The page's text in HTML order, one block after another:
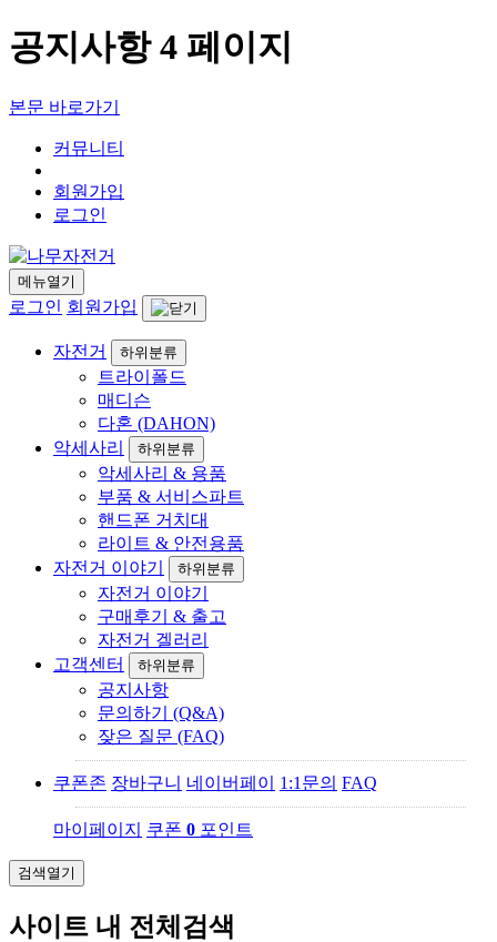
공지사항 4 페이지
본문 바로가기
커뮤니티
회원가입
로그인
메뉴열기
로그인 회원가입
자전거 하위분류
트라이폴드
매디슨
다혼 (DAHON)
악세사리
하위분류
악세사리 & 용품
부품 & 서비스파트
핸드폰 거치대
라이트 & 안전용품
자전거 이야기
하위분류
자전거 이야기
구매후기 & 출고
자전거 겔러리
고객센터
하위분류
공지사항
문의하기 (Q&A)
잦은 질문 (FAQ)
쿠폰존 장바구니 네이버페이 1:1문의 FAQ
마이페이지 쿠폰 0 포인트
검색열기
사이트 내 전체검색